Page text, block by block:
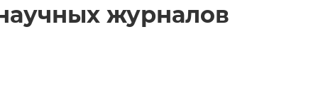
журналов